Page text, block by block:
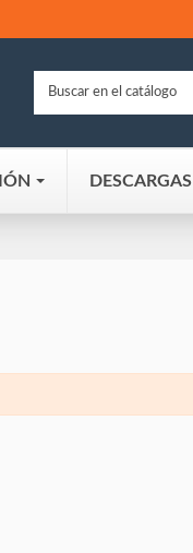
DESCARGAS